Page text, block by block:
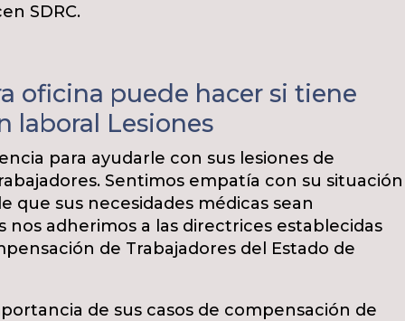
SDRC.
oficina puede hacer si tiene
laboral Lesiones
para ayudarle con sus lesiones de
Sentimos empatía con su situación
que sus necesidades médicas sean
nos adherimos a las directrices establecidas
de Trabajadores del Estado de
de sus casos de compensación de